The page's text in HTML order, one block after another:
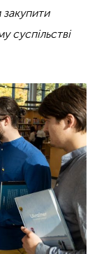
закупити
суспільстві